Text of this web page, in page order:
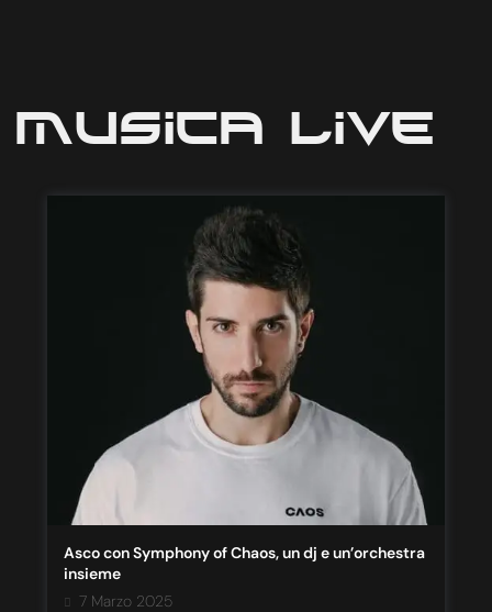
Musica Live
Asco con Symphony of Chaos, un dj e un’orchestra
insieme
7 Marzo 2025